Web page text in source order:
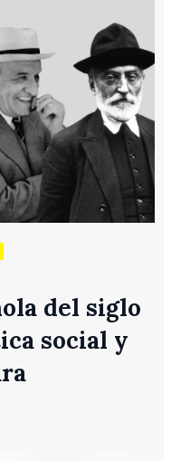
del siglo
social y